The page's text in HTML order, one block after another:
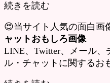
続きを読む
😍当サイト人気の面白画
ャットおもしろ画像
LINE、Twitter、メール、
ル・チャットに関するお